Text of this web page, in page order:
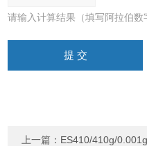
请输入计算结果（填写阿拉伯数
上一篇： ES410/410g/